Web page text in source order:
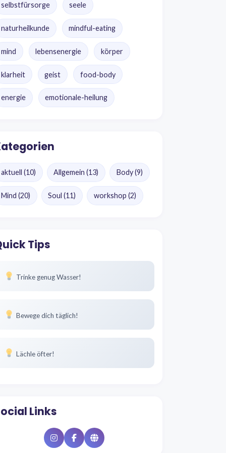
selbstfürsorge seele
naturheilkunde mindful-eating
mind lebensenergie körper
klarheit geist food-body
energie emotionale-heilung
aktuell (10) Allgemein(13) Body(9)
Mind (20) Soul(11) workshop (2)
Tips
Trinke genug Wasser!
Bewege dich täglich!
Lächle öfter!
Links
InstagramFacebookWebsite